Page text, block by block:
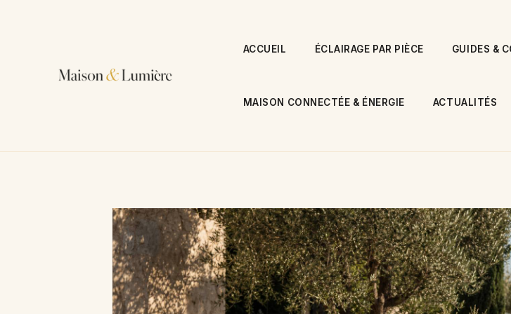
ACCUEIL ÉCLAIRAGE PAR PIÈCE GUIDES &
MAISON CONNECTÉE & ÉNERGIE ACTUALITÉS